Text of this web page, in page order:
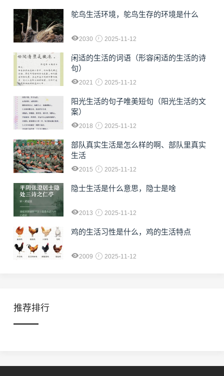
鸵鸟生活环境，鸵鸟生存的环境是什么
2030 2025-11-12
闲适的生活的词语（形容闲适的生活的诗
句）
2021 2025-11-12
阳光生活的句子唯美短句（阳光生活的文
案）
2018 2025-11-12
部队真实生活是怎么样的啊、部队里真实
生活
2015 2025-11-12
隐士生活是什么意思，隐士是啥
2013 2025-11-12
鸡的生活习性是什么，鸡的生活特点
2009 2025-11-12
推荐排行